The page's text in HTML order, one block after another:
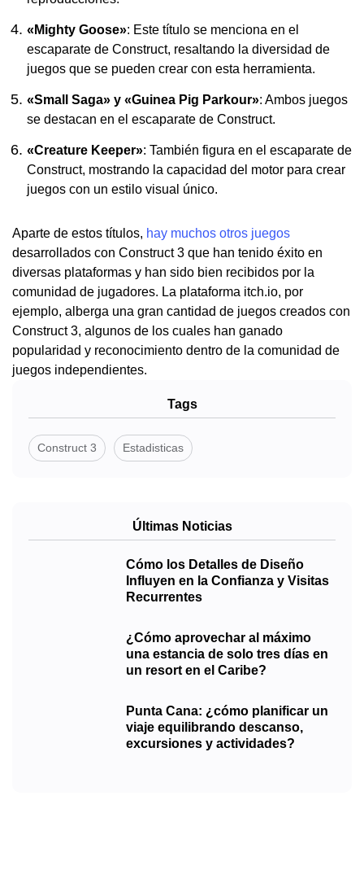
«Mighty Goose»: Este título se menciona en el
escaparate de Construct, resaltando la diversidad de
juegos que se pueden crear con esta herramienta.
«Small Saga» y «Guinea Pig Parkour»: Ambos juegos
se destacan en el escaparate de Construct.
«Creature Keeper»: También figura en el escaparate de
Construct, mostrando la capacidad del motor para crear
juegos con un estilo visual único.
Aparte de estos títulos, hay muchos otros juegos
desarrollados con Construct 3 que han tenido éxito en
diversas plataformas y han sido bien recibidos por la
comunidad de jugadores. La plataforma itch.io, por
ejemplo, alberga una gran cantidad de juegos creados con
Construct 3, algunos de los cuales han ganado
popularidad y reconocimiento dentro de la comunidad de
juegos independientes.
Tags
Construct 3 Estadisticas
Últimas Noticias
Cómo los Detalles de Diseño
Influyen en la Confianza y Visitas
Recurrentes
¿Cómo aprovechar al máximo
una estancia de solo tres días en
un resort en el Caribe?
Punta Cana: ¿cómo planificar un
viaje equilibrando descanso,
excursiones y actividades?